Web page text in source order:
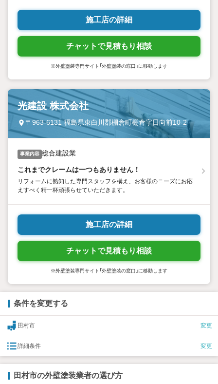
施工店の詳細
チャットで見積もり相談
※外壁塗装専門サイト「外壁塗装の窓口」に移動します
光建設 株式会社
〒963-6131 福島県東白川郡棚倉町棚倉字日向前10-2
事業内容 総合建設業
これまでクレームは一つもありません！
リフォームに熟知した専門スタッフを構え、お客様のニーズにお応
えすべく精一杯頑張らせていただきます。
施工店の詳細
チャットで見積もり相談
※外壁塗装専門サイト「外壁塗装の窓口」に移動します
条件を変更する
田村市 変更
詳細条件 変更
田村市の外壁塗装業者の選び方